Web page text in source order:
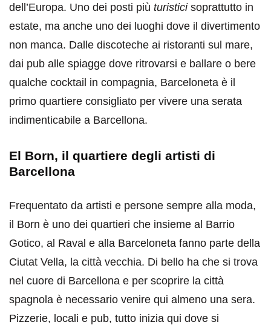
dell’Europa. Uno dei posti più turisticisoprattutto in
estate, ma anche uno dei luoghi dove il divertimento
non manca. Dalle discoteche ai ristoranti sul mare,
dai pub alle spiagge dove ritrovarsi e ballare o bere
qualche cocktail in compagnia, Barceloneta è il
primo quartiere consigliato per vivere una serata
indimenticabile a Barcellona.
El Born, il quartiere degli artisti di
Barcellona
Frequentato da artisti e persone sempre alla moda,
il Born è uno dei quartieri che insieme al Barrio
Gotico, al Raval e alla Barceloneta fanno parte della
Ciutat Vella, la città vecchia. Di bello ha che si trova
nel cuore di Barcellona e per scoprire la città
spagnola è necessario venire qui almeno una sera.
Pizzerie, locali e pub, tutto inizia qui dove si